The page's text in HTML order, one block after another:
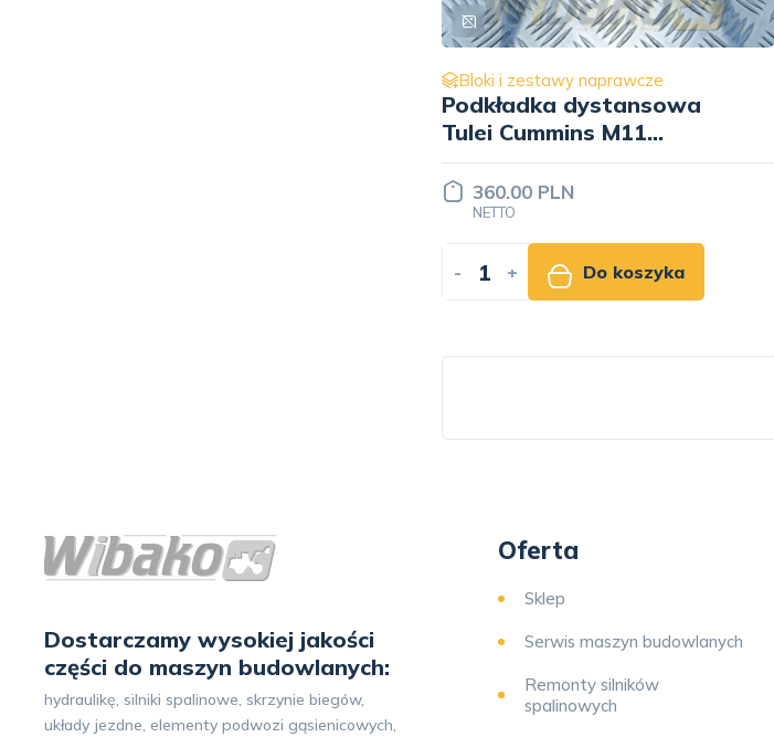
Bloki i zestawy naprawcze
Podkładka dystansowa
Tulei Cummins M11
3032623
360.00 PLN
NETTO
- + Do koszyka
Dostarczamy wysokiej jakości
części do maszyn budowlanych:
hydraulikę, silniki spalinowe, skrzynie biegów,
układy jezdne, elementy podwozi gąsienicowych,
Oferta
Sklep
Serwis maszyn budowlanych
Remonty silników
spalinowych